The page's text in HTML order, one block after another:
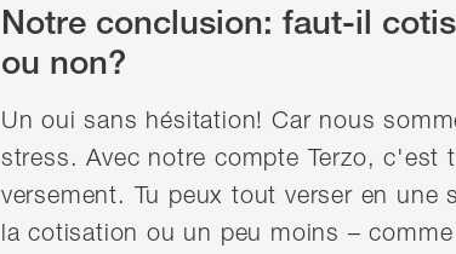
Notre conclusion: faut-il
ou non?
Un oui sans hésitation! Car nous
stress. Avec notre compte Terzo,
versement. Tu peux tout verser en une
la cotisation ou un peu moins –